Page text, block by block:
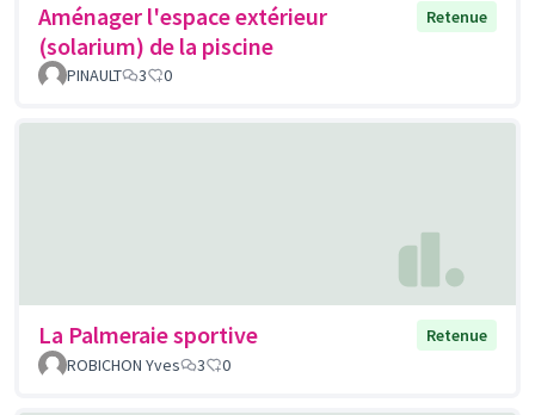
Aménager l'espace extérieur
(solarium) de la piscine
Retenue
PINAULT 3 0
La Palmeraie sportive
Retenue
ROBICHON Yves
3 0